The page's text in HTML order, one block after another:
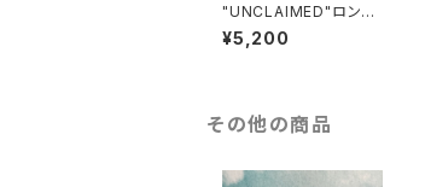
"UNCLAIMED"ロング
スリーブTシャツ
¥5,200
その他の商品